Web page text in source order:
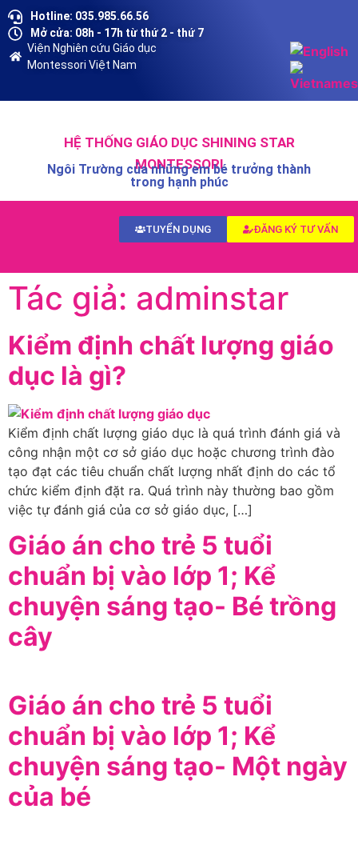
Hotline: 035.985.66.56
Mở cửa: 08h - 17h từ thứ 2 - thứ 7
Viện Nghiên cứu Giáo dục
Montessori Việt Nam
HỆ THỐNG GIÁO DỤC SHINING STAR
MONTESSORI
Ngôi Trường của những em bé trưởng thành
trong hạnh phúc
ĐĂNG KÝ TƯ VẤN
TUYỂN DỤNG
Tác giả: adminstar
Kiểm định chất lượng giáo
dục là gì?
Kiểm định chất lượng giáo dục là quá trình đánh giá và
công nhận một cơ sở giáo dục hoặc chương trình đào
tạo đạt các tiêu chuẩn chất lượng nhất định do các tổ
chức kiểm định đặt ra. Quá trình này thường bao gồm
việc tự đánh giá của cơ sở giáo dục, […]
Giáo án cho trẻ 5 tuổi
chuẩn bị vào lớp 1; Kể
chuyện sáng tạo- Bé trồng
cây
Giáo án cho trẻ 5 tuổi
chuẩn bị vào lớp 1; Kể
chuyện sáng tạo- Một ngày
của bé